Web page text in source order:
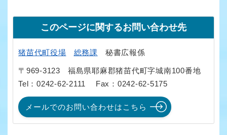
このページに関するお問い合わせ先
猪苗代町役場 総務課 秘書広報係
〒969-3123
福島県耶麻郡猪苗代町字城南100番地
Tel：0242-62-2111
Fax：0242-62-5175
メールでのお問い合わせはこちら